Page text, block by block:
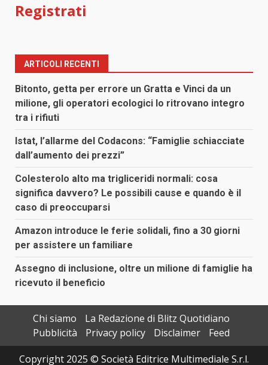
Registrati
ARTICOLI RECENTI
Bitonto, getta per errore un Gratta e Vinci da un
milione, gli operatori ecologici lo ritrovano integro
tra i rifiuti
Istat, l’allarme del Codacons: “Famiglie schiacciate
dall’aumento dei prezzi”
Colesterolo alto ma trigliceridi normali: cosa
significa davvero? Le possibili cause e quando è il
caso di preoccuparsi
Amazon introduce le ferie solidali, fino a 30 giorni
per assistere un familiare
Assegno di inclusione, oltre un milione di famiglie ha
ricevuto il beneficio
Chi siamo
La Redazione di Blitz Quotidiano
Pubblicità
Privacy policy Disclaimer
Feed
Copyright 2025 © Società Editrice Multimediale S.r.l.